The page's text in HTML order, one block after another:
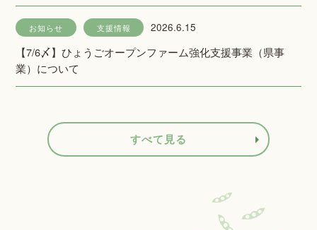
お知らせ 支援情報 2026.6.15
【7/6〆】ひょうごオープンファーム強化支援事業（県事
業）について
すべて見る